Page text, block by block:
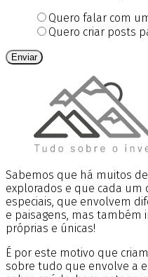
Quero falar com
Quero criar posts
Enviar
Sabemos que há muitos
explorados e que cada um
especiais, que envolvem
e paisagens, mas também
próprias e únicas!
É por este motivo que
sobre tudo que envolve a